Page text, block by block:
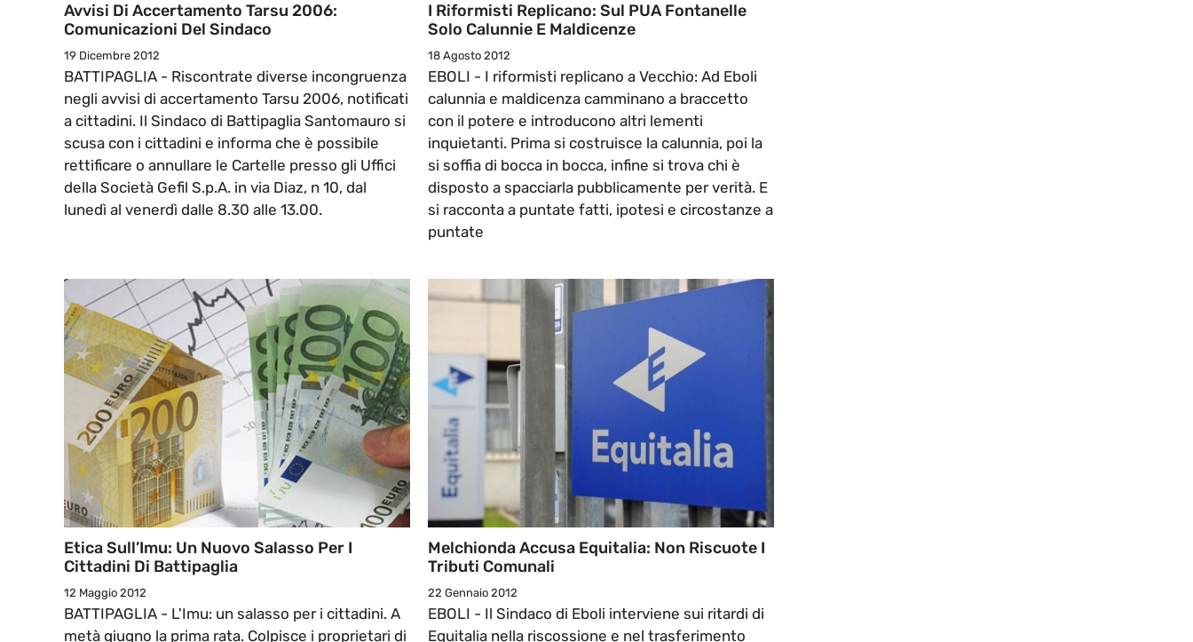
Avvisi Di Accertamento Tarsu 2006:
Comunicazioni Del Sindaco
19 Dicembre 2012
BATTIPAGLIA - Riscontrate diverse incongruenza
negli avvisi di accertamento Tarsu 2006, notificati
a cittadini. Il Sindaco di Battipaglia Santomauro si
scusa con i cittadini e informa che è possibile
rettificare o annullare le Cartelle presso gli Uffici
della Società Gefil S.p.A. in via Diaz, n 10, dal
lunedì al venerdì dalle 8.30 alle 13.00.
I Riformisti Replicano: Sul PUA Fontanelle
Solo Calunnie E Maldicenze
18 Agosto 2012
EBOLI - I riformisti replicano a Vecchio: Ad Eboli
calunnia e maldicenza camminano a braccetto
con il potere e introducono altri lementi
inquietanti. Prima si costruisce la calunnia, poi la
si soffia di bocca in bocca, infine si trova chi è
disposto a spacciarla pubblicamente per verità. E
si racconta a puntate fatti, ipotesi e circostanze a
puntate
Etica Sull’Imu: Un Nuovo Salasso Per I
Cittadini Di Battipaglia
12 Maggio 2012
BATTIPAGLIA - L'Imu: un salasso per i cittadini. A
metà giugno la prima rata. Colpisce i proprietari di
Melchionda Accusa Equitalia: Non Riscuote I
Tributi Comunali
22 Gennaio 2012
EBOLI - Il Sindaco di Eboli interviene sui ritardi di
Equitalia nella riscossione e nel trasferimento